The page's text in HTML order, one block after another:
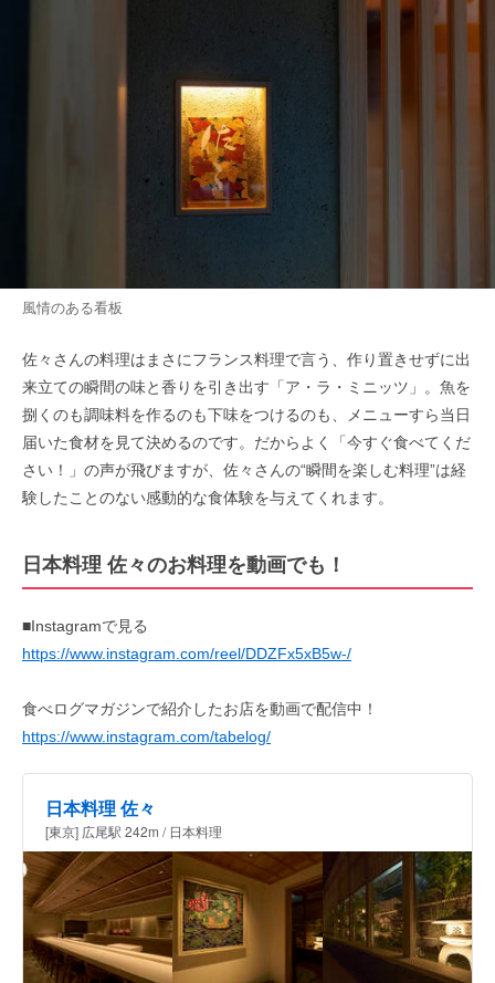
風情のある看板
佐々さんの料理はまさにフランス料理で言う、作り置きせずに出
来立ての瞬間の味と香りを引き出す「ア・ラ・ミニッツ」。魚を
捌くのも調味料を作るのも下味をつけるのも、メニューすら当日
届いた食材を見て決めるのです。だからよく「今すぐ食べてくだ
さい！」の声が飛びますが、佐々さんの“瞬間を楽しむ料理”は経
験したことのない感動的な食体験を与えてくれます。
日本料理 佐々のお料理を動画でも！
■Instagramで見る
https://www.instagram.com/reel/DDZFx5xB5w-/
食べログマガジンで紹介したお店を動画で配信中！
https://www.instagram.com/tabelog/
日本料理 佐々
[東京] 広尾駅 242m / 日本料理